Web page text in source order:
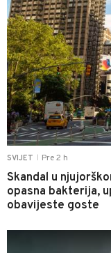
SVIJET Pre 2 h
Skandal u
opasna bakterija,
obavijeste goste